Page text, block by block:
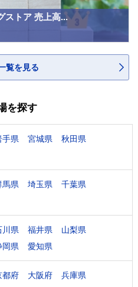
ストア 売上高...
覧を見る
を探す
手県 宮城県
秋田県
馬県 埼玉県
千葉県
川県 福井県
山梨県
岡県 愛知県
都府 大阪府
兵庫県